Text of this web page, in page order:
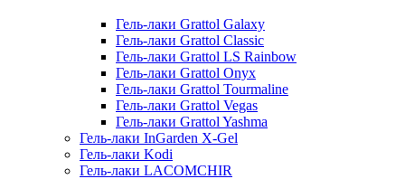
Гель-лаки Grattol Galaxy
Гель-лаки Grattol Classic
Гель-лаки Grattol LS Rainbow
Гель-лаки Grattol Onyx
Гель-лаки Grattol Tourmaline
Гель-лаки Grattol Vegas
Гель-лаки Grattol Yashma
Гель-лаки InGarden X-Gel
Гель-лаки Kodi
Гель-лаки LACOMCHIR